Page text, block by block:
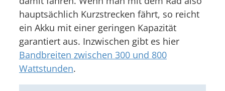
hauptsächlich Kurzstrecken fährt, so reicht
ein Akku mit einer geringen Kapazität
garantiert aus. Inzwischen gibt es hier
Bandbreiten zwischen 300 und 800
Wattstunden.